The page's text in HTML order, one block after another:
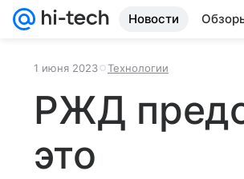
Новости
1 июня 2023 Технологии
РЖД
это